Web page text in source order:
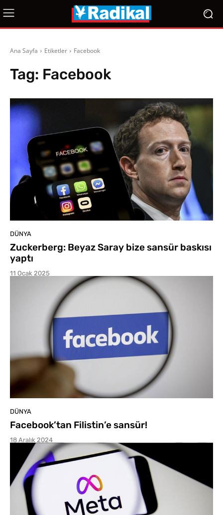
Ana Sayfa Etiketler Facebook
Tag: Facebook
DÜNYA
Zuckerberg: Beyaz Saray bize sansür baskısı
yaptı
11 Ocak 2025
DÜNYA
Facebook’tan Filistin’e sansür!
18 Aralık 2024